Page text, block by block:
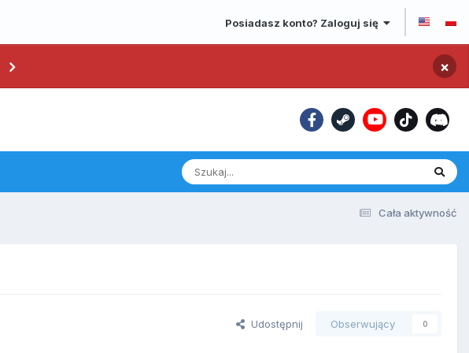
Posiadasz konto? Zaloguj się
×
Cała aktywność
Udostępnij Obserwujący 0